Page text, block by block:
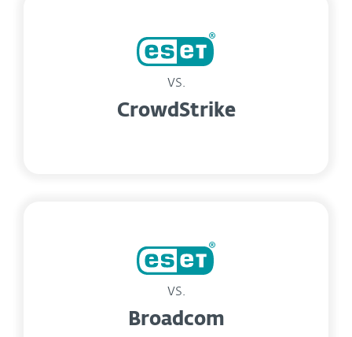
vs.
CrowdStrike
vs.
Broadcom